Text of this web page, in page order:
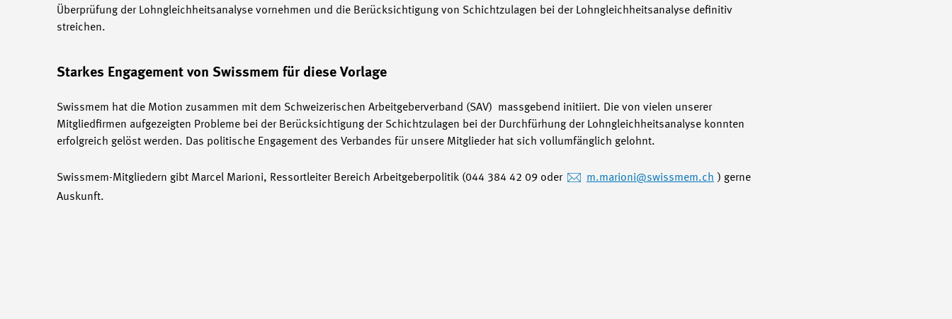
Überprüfung der Lohngleichheitsanalyse vornehmen und die Berücksichtigung von Schichtzulagen bei der Lohngleichheitsanalyse definitiv
streichen.
Starkes Engagement von Swissmem für diese Vorlage
Swissmem hat die Motion zusammen mit dem Schweizerischen Arbeitgeberverband (SAV) massgebend initiiert. Die von vielen unserer
Mitgliedfirmen aufgezeigten Probleme bei der Berücksichtigung der Schichtzulagen bei der Durchfürhung der Lohngleichheitsanalyse konnten
erfolgreich gelöst werden. Das politische Engagement des Verbandes für unsere Mitglieder hat sich vollumfänglich gelohnt.
Swissmem-Mitgliedern gibt Marcel Marioni, Ressortleiter Bereich Arbeitgeberpolitik (044 384 42 09 oder m.marioni@swissmem.ch ) gerne
Auskunft.